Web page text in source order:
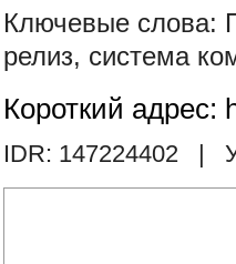
релиз, система
Короткий адрес:
IDR: 147224402 |